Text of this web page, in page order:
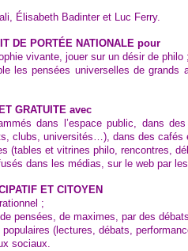
Élisabeth Badinter et Luc Ferry.
DE PORTÉE NATIONALE pour
vivante, jouer sur un désir de philo ;
les pensées universelles de grands
GRATUITE avec
dans l’espace public, dans
clubs, universités…), dans des cafés
(tables et vitrines philo, rencontres,
dans les médias, sur le web par
ET CITOYEN
;
pensées, de maximes, par des
populaires (lectures, débats,
sociaux.